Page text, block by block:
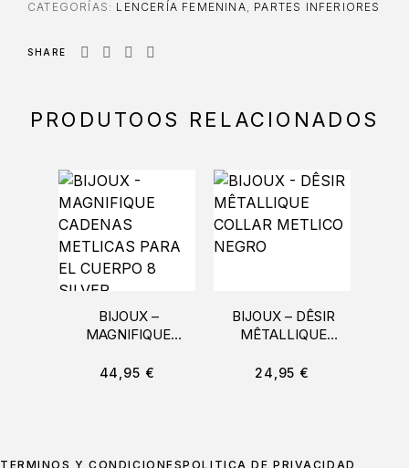
CATEGORÍAS: LENCERÍA FEMENINA PARTES INFERIORES
SHARE
PRODUTOOS RELACIONADOS
BIJOUX –
MAGNIFIQUE
METLICAS PARA EL
44,95 €
BIJOUX – DÊSIR
MÊTALLIQUE
NEGRO
24,95 €
TÉRMINOS Y CONDICIONESPOLÍTICA DE PRIVACIDAD